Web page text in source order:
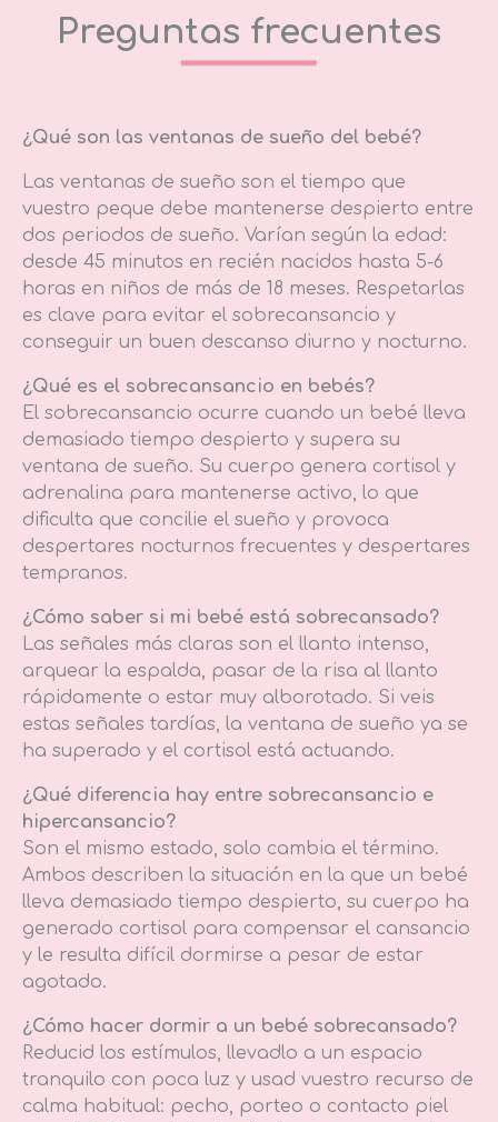
Preguntas frecuentes
¿Qué son las ventanas de sueño del bebé?
Las ventanas de sueño son el tiempo que
vuestro peque debe mantenerse despierto entre
dos periodos de sueño. Varían según la edad:
desde 45 minutos en recién nacidos hasta 5-6
horas en niños de más de 18 meses. Respetarlas
es clave para evitar el sobrecansancio y
conseguir un buen descanso diurno y nocturno.
¿Qué es el sobrecansancio en bebés?
El sobrecansancio ocurre cuando un bebé lleva
demasiado tiempo despierto y supera su
ventana de sueño. Su cuerpo genera cortisol y
adrenalina para mantenerse activo, lo que
dificulta que concilie el sueño y provoca
despertares nocturnos frecuentes y despertares
tempranos.
¿Cómo saber si mi bebé está sobrecansado?
Las señales más claras son el llanto intenso,
arquear la espalda, pasar de la risa al llanto
rápidamente o estar muy alborotado. Si veis
estas señales tardías, la ventana de sueño ya se
ha superado y el cortisol está actuando.
¿Qué diferencia hay entre sobrecansancio e
hipercansancio?
Son el mismo estado, solo cambia el término.
Ambos describen la situación en la que un bebé
lleva demasiado tiempo despierto, su cuerpo ha
generado cortisol para compensar el cansancio
y le resulta difícil dormirse a pesar de estar
agotado.
¿Cómo hacer dormir a un bebé sobrecansado?
Reducid los estímulos, llevadlo a un espacio
tranquilo con poca luz y usad vuestro recurso de
calma habitual: pecho, porteo o contacto piel